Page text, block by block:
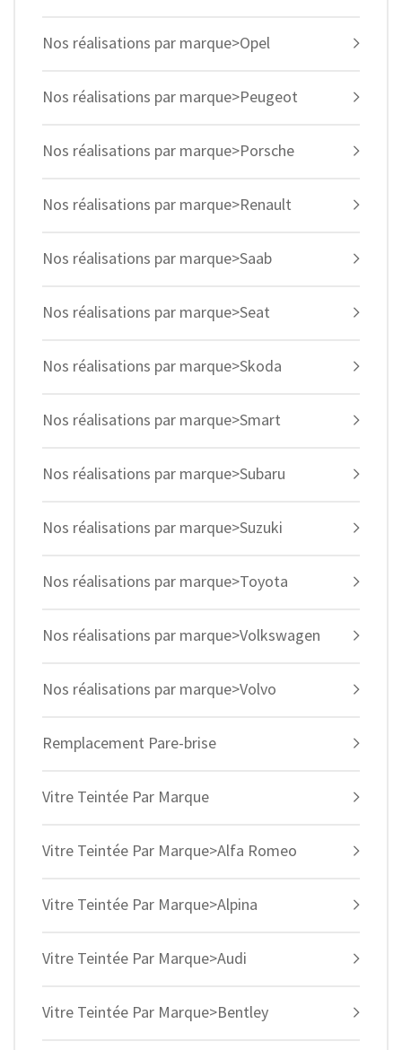
Nos réalisations par marque>Opel
Nos réalisations par marque>Peugeot
Nos réalisations par marque>Porsche
Nos réalisations par marque>Renault
Nos réalisations par marque>Saab
Nos réalisations par marque>Seat
Nos réalisations par marque>Skoda
Nos réalisations par marque>Smart
Nos réalisations par marque>Subaru
Nos réalisations par marque>Suzuki
Nos réalisations par marque>Toyota
Nos réalisations par marque>Volkswagen
Nos réalisations par marque>Volvo
Remplacement Pare-brise
Vitre Teintée Par Marque
Vitre Teintée Par Marque>Alfa Romeo
Vitre Teintée Par Marque>Alpina
Vitre Teintée Par Marque>Audi
Vitre Teintée Par Marque>Bentley